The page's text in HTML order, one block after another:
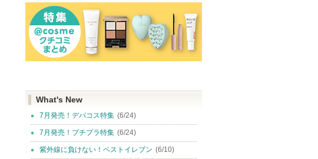
What's New
7月発売！デパコス特集 (6/24)
7月発売！プチプラ特集 (6/24)
紫外線に負けない！ベストイレブン (6/10)